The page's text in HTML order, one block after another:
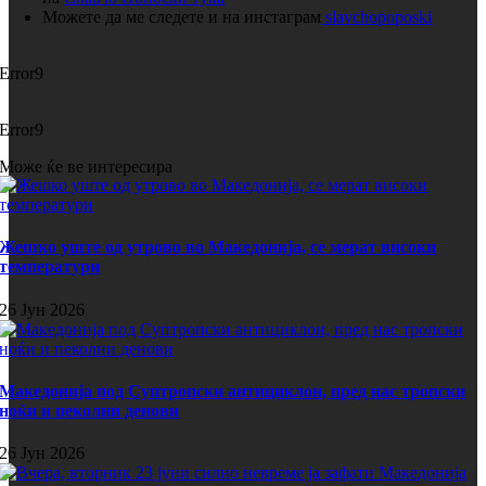
Можете да ме следете и на инстаграм slavchopoposki
Error9
Error9
Може ќе ве интересира
Жешко уште од утрово во Македонија, се мерат високи
температури
26 Јун 2026
Македонија под Суптропски антициклон, пред нас тропски
ноќи и пеколни денови
26 Јун 2026